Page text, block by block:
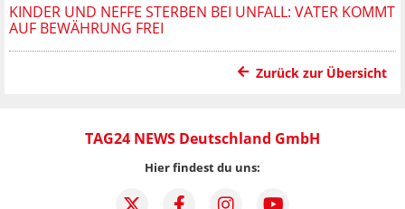
KINDER UND NEFFE STERBEN BEI UNFALL: VATER KOMMT
AUF BEWÄHRUNG FREI
Zurück zur Übersicht
TAG24 NEWS Deutschland GmbH
Hier findest du uns: